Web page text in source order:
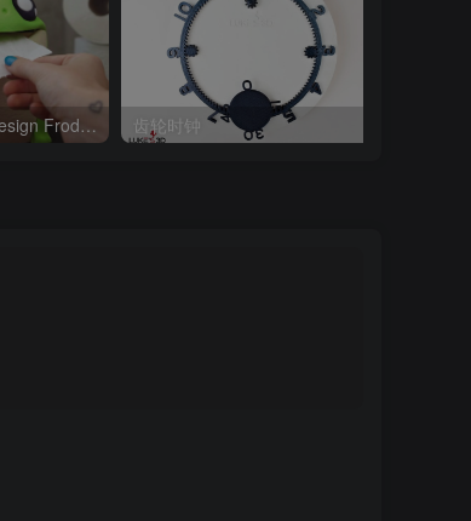
青蛙卷纸盒LeHa Design Frodrick the Toilet Paper Dispenser 齿轮时钟